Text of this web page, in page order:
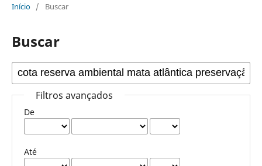
Início / Buscar
Buscar
Filtros avançados
De
Até